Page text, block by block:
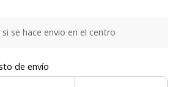
se hace envio en el centro
de envío